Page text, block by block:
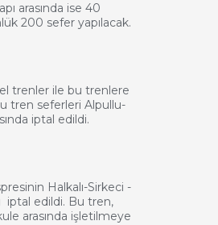
arasında ise 40
200 sefer yapılacak.
trenler ile bu trenlere
tren seferleri Alpullu-
iptal edildi.
Halkalı-Sirkeci -
iptal edildi. Bu tren,
arasında işletilmeye